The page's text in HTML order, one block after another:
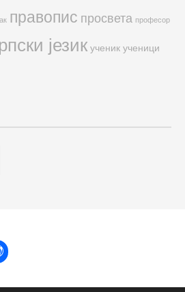
правопис просвета професор
језик ученик ученици